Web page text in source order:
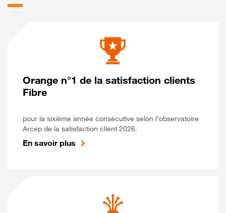
Orange n°1 de la satisfaction clients
Fibre
pour la sixième année consécutive selon l’observatoire
Arcep de la satisfaction client 2026.
En savoir plus